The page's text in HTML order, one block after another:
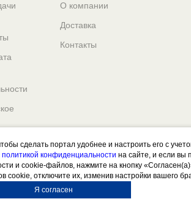
О компании
Доставка
Контакты
сделать портал удобнее и настроить его с
политикой конфиденциальности на сайте, и если вы
и cookie-файлов, нажмите на кнопку
cookie, отключите их, изменив настройки вашего
Я согласен